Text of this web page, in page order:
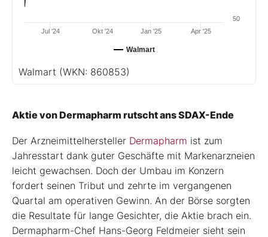
Walmart
Jul '24 Jan '25
Okt '24 Apr '25
50
Walmart (WKN: 860853)
Aktie von Dermapharm rutscht ans SDAX-Ende
Der Arzneimittelhersteller Dermapharm ist zum
Jahresstart dank guter Geschäfte mit Markenarzneien
leicht gewachsen. Doch der Umbau im Konzern
fordert seinen Tribut und zehrte im vergangenen
Quartal am operativen Gewinn. An der Börse sorgten
die Resultate für lange Gesichter, die Aktie brach ein.
Dermapharm-Chef Hans-Georg Feldmeier sieht sein